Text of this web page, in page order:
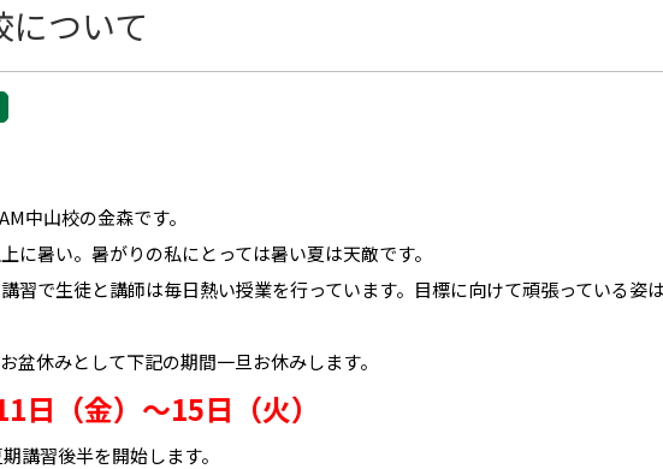
について
中山校の金森です。
に暑い。暑がりの私にとっては暑い夏は天敵です。
習で生徒と講師は毎日熱い授業を行っています。目標に向けて頑張っている姿は
盆休みとして下記の期間一旦お休みします。
日（金）～15日（火）
講習後半を開始します。